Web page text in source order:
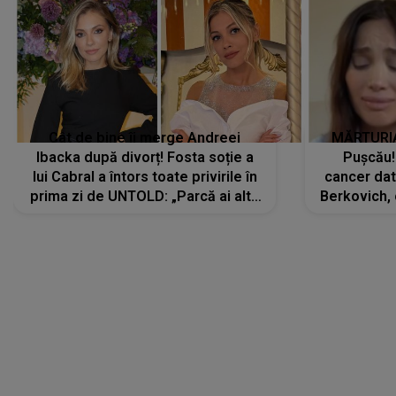
Cât de bine îi merge Andreei
Ibacka după divorț! Fosta soție a
lui Cabral a întors toate privirile în
prima zi de UNTOLD: „Parcă ai altă
cancer
Berkovich,